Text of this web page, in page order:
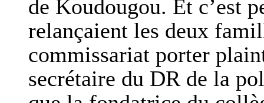
de Koudougou. Et c’est
relançaient les deux
commissariat porter
secrétaire du DR de la